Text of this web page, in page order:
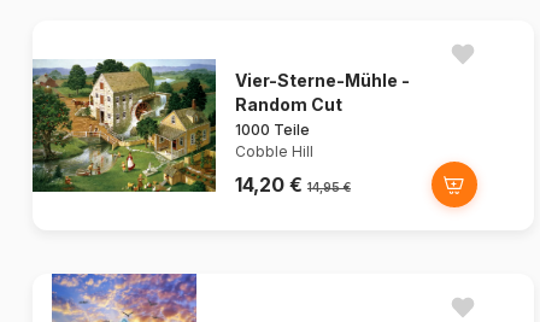
Vier-Sterne-Mühle -
Random Cut
1000 Teile
Cobble Hill
14,20 € 14,95 €